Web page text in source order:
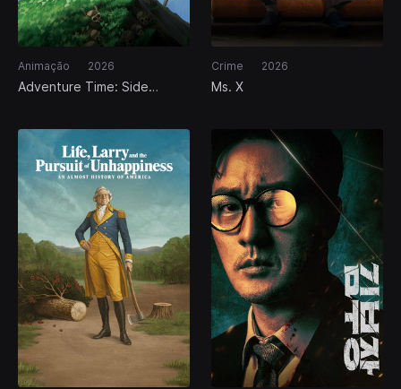
Animação 2026
Adventure Time: Side
Crime 2026
Ms. X